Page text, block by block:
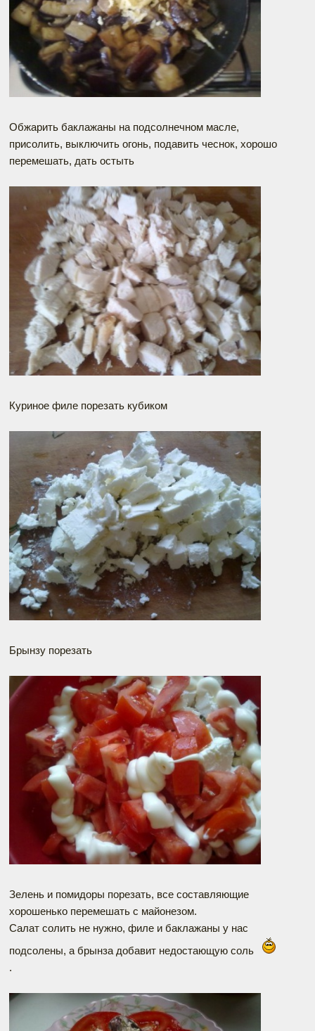
Обжарить баклажаны на подсолнечном масле,
присолить, выключить огонь, подавить чеснок, хорошо
перемешать, дать остыть
Куриное филе порезать кубиком
Брынзу порезать
Зелень и помидоры порезать, все составляющие
хорошенько перемешать с майонезом.
Салат солить не нужно, филе и баклажаны у нас
подсолены, а брынза добавит недостающую соль
.